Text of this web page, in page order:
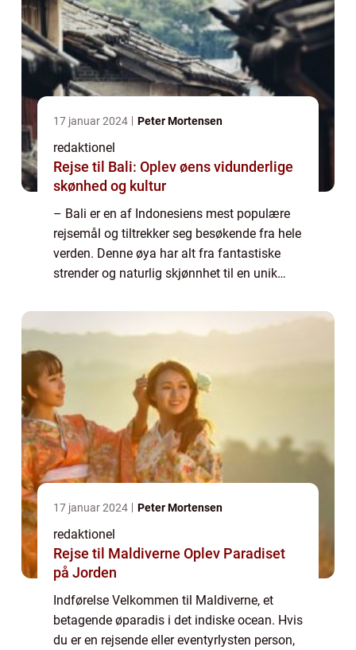
17 januar 2024 Peter Mortensen
redaktionel
Rejse til Bali: Oplev øens vidunderlige
skønhed og kultur
– Bali er en af Indonesiens mest populære
rejsemål og tiltrekker seg besøkende fra hele
verden. Denne øya har alt fra fantastiske
strender og naturlig skjønnhet til en unik
om Balis rejser – Før ...
17 januar 2024 Peter Mortensen
redaktionel
Rejse til Maldiverne Oplev Paradiset
på Jorden
Indførelse Velkommen til Maldiverne, et
betagende øparadis i det indiske ocean. Hvis
du er en rejsende eller eventyrlysten person,